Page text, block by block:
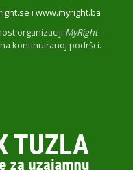
i www.myright.ba
organizaciji MyRight –
kontinuiranoj podršci.